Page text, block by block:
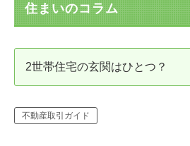
住まいのコラム
2世帯住宅の玄関はひとつ？
不動産取引ガイド